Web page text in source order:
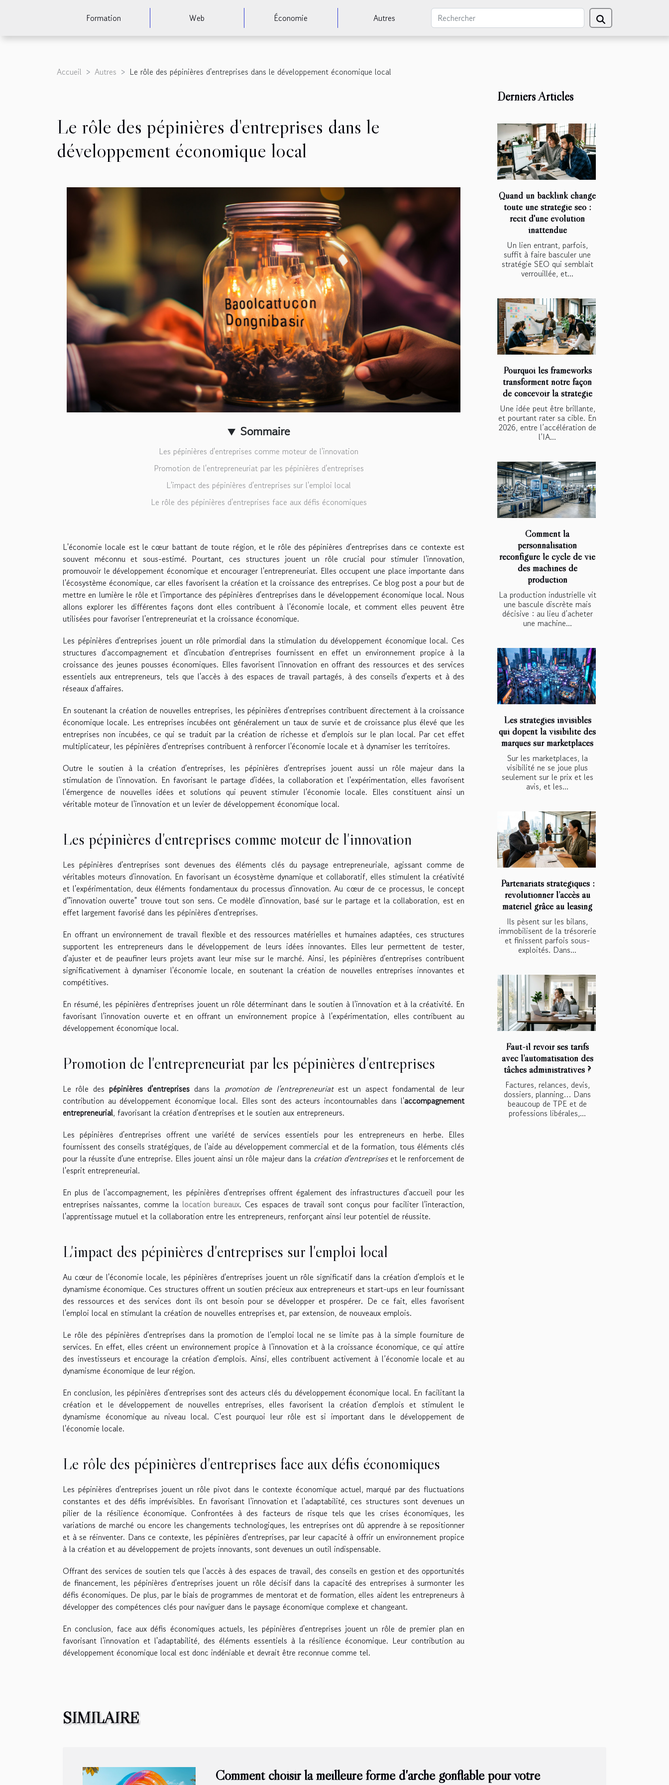
Formation Web Économie Autres
Accueil Autres Le rôle des pépinières d'entreprises dans le développement économique local
Le rôle des pépinières d'entreprises dans le
développement économique local
Sommaire
Les pépinières d'entreprises comme moteur de l'innovation
Promotion de l'entrepreneuriat par les pépinières d'entreprises
L'impact des pépinières d'entreprises sur l'emploi local
Le rôle des pépinières d'entreprises face aux défis économiques
L'économie locale est le cœur battant de toute région, et le rôle des pépinières d'entreprises dans ce contexte est
souvent méconnu et sous-estimé. Pourtant, ces structures jouent un rôle crucial pour stimuler l'innovation,
promouvoir le développement économique et encourager l'entrepreneuriat. Elles occupent une place importante dans
l'écosystème économique, car elles favorisent la création et la croissance des entreprises. Ce blog post a pour but de
mettre en lumière le rôle et l'importance des pépinières d'entreprises dans le développement économique local. Nous
allons explorer les différentes façons dont elles contribuent à l'économie locale, et comment elles peuvent être
utilisées pour favoriser l'entrepreneuriat et la croissance économique.
Les pépinières d'entreprises jouent un rôle primordial dans la stimulation du développement économique local. Ces
structures d'accompagnement et d'incubation d'entreprises fournissent en effet un environnement propice à la
croissance des jeunes pousses économiques. Elles favorisent l'innovation en offrant des ressources et des services
essentiels aux entrepreneurs, tels que l'accès à des espaces de travail partagés, à des conseils d'experts et à des
réseaux d'affaires.
En soutenant la création de nouvelles entreprises, les pépinières d'entreprises contribuent directement à la croissance
économique locale. Les entreprises incubées ont généralement un taux de survie et de croissance plus élevé que les
entreprises non incubées, ce qui se traduit par la création de richesse et d'emplois sur le plan local. Par cet effet
multiplicateur, les pépinières d'entreprises contribuent à renforcer l'économie locale et à dynamiser les territoires.
Outre le soutien à la création d'entreprises, les pépinières d'entreprises jouent aussi un rôle majeur dans la
stimulation de l'innovation. En favorisant le partage d'idées, la collaboration et l'expérimentation, elles favorisent
l'émergence de nouvelles idées et solutions qui peuvent stimuler l'économie locale. Elles constituent ainsi un
véritable moteur de l'innovation et un levier de développement économique local.
Les pépinières d'entreprises comme moteur de l'innovation
Les pépinières d'entreprises sont devenues des éléments clés du paysage entrepreneuriale, agissant comme de
véritables moteurs d'innovation. En favorisant un écosystème dynamique et collaboratif, elles stimulent la créativité
et l'expérimentation, deux éléments fondamentaux du processus d'innovation. Au cœur de ce processus, le concept
d'"innovation ouverte" trouve tout son sens. Ce modèle d'innovation, basé sur le partage et la collaboration, est en
effet largement favorisé dans les pépinières d'entreprises.
En offrant un environnement de travail flexible et des ressources matérielles et humaines adaptées, ces structures
supportent les entrepreneurs dans le développement de leurs idées innovantes. Elles leur permettent de tester,
d'ajuster et de peaufiner leurs projets avant leur mise sur le marché. Ainsi, les pépinières d'entreprises contribuent
significativement à dynamiser l'économie locale, en soutenant la création de nouvelles entreprises innovantes et
compétitives.
En résumé, les pépinières d'entreprises jouent un rôle déterminant dans le soutien à l'innovation et à la créativité. En
favorisant l'innovation ouverte et en offrant un environnement propice à l'expérimentation, elles contribuent au
développement économique local.
Promotion de l'entrepreneuriat par les pépinières d'entreprises
Le rôle des pépinières d'entreprises dans la promotion de l'entrepreneuriatest un aspect fondamental de leur
contribution au développement économique local. Elles sont des acteurs incontournables dans l'accompagnement
entrepreneurial, favorisant la création d'entreprises et le soutien aux entrepreneurs.
Les pépinières d'entreprises offrent une variété de services essentiels pour les entrepreneurs en herbe. Elles
fournissent des conseils stratégiques, de l'aide au développement commercial et de la formation, tous éléments clés
pour la réussite d'une entreprise. Elles jouent ainsi un rôle majeur dans la création d'entrepriseset le renforcement de
l'esprit entrepreneurial.
En plus de l'accompagnement, les pépinières d'entreprises offrent également des infrastructures d'accueil pour les
entreprises naissantes, comme la location bureaux. Ces espaces de travail sont conçus pour faciliter l'interaction,
l'apprentissage mutuel et la collaboration entre les entrepreneurs, renforçant ainsi leur potentiel de réussite.
L'impact des pépinières d'entreprises sur l'emploi local
Au cœur de l'économie locale, les pépinières d'entreprises jouent un rôle significatif dans la création d'emplois et le
dynamisme économique. Ces structures offrent un soutien précieux aux entrepreneurs et start-ups en leur fournissant
des ressources et des services dont ils ont besoin pour se développer et prospérer. De ce fait, elles favorisent
l'emploi local en stimulant la création de nouvelles entreprises et, par extension, de nouveaux emplois.
Le rôle des pépinières d'entreprises dans la promotion de l'emploi local ne se limite pas à la simple fourniture de
services. En effet, elles créent un environnement propice à l'innovation et à la croissance économique, ce qui attire
des investisseurs et encourage la création d'emplois. Ainsi, elles contribuent activement à l’économie locale et au
dynamisme économique de leur région.
En conclusion, les pépinières d'entreprises sont des acteurs clés du développement économique local. En facilitant la
création et le développement de nouvelles entreprises, elles favorisent la création d'emplois et stimulent le
dynamisme économique au niveau local. C'est pourquoi leur rôle est si important dans le développement de
l'économie locale.
Le rôle des pépinières d'entreprises face aux défis économiques
Les pépinières d'entreprises jouent un rôle pivot dans le contexte économique actuel, marqué par des fluctuations
constantes et des défis imprévisibles. En favorisant l'innovation et l'adaptabilité, ces structures sont devenues un
pilier de la résilience économique. Confrontées à des facteurs de risque tels que les crises économiques, les
variations de marché ou encore les changements technologiques, les entreprises ont dû apprendre à se repositionner
et à se réinventer. Dans ce contexte, les pépinières d'entreprises, par leur capacité à offrir un environnement propice
à la création et au développement de projets innovants, sont devenues un outil indispensable.
Offrant des services de soutien tels que l'accès à des espaces de travail, des conseils en gestion et des opportunités
de financement, les pépinières d'entreprises jouent un rôle décisif dans la capacité des entreprises à surmonter les
défis économiques. De plus, par le biais de programmes de mentorat et de formation, elles aident les entrepreneurs à
développer des compétences clés pour naviguer dans le paysage économique complexe et changeant.
En conclusion, face aux défis économiques actuels, les pépinières d'entreprises jouent un rôle de premier plan en
favorisant l'innovation et l'adaptabilité, des éléments essentiels à la résilience économique. Leur contribution au
développement économique local est donc indéniable et devrait être reconnue comme tel.
Derniers Articles
Quand un backlink change
toute une stratégie seo :
récit d'une évolution
inattendue
Un lien entrant, parfois,
suffit à faire basculer une
stratégie SEO qui semblait
verrouillée, et...
Pourquoi les frameworks
transforment notre façon
de concevoir la stratégie
Une idée peut être brillante,
et pourtant rater sa cible. En
2026, entre l’accélération de
l’IA...
Comment la
personnalisation
reconfigure le cycle de vie
des machines de
production
La production industrielle vit
une bascule discrète mais
décisive : au lieu d’acheter
une machine...
Les stratégies invisibles
qui dopent la visibilité des
marques sur marketplaces
Sur les marketplaces, la
visibilité ne se joue plus
seulement sur le prix et les
avis, et les...
Partenariats stratégiques :
révolutionner l’accès au
matériel grâce au leasing
Ils pèsent sur les bilans,
immobilisent de la trésorerie
et finissent parfois sous-
exploités. Dans...
Faut-il revoir ses tarifs
avec l’automatisation des
tâches administratives ?
Factures, relances, devis,
dossiers, planning… Dans
beaucoup de TPE et de
professions libérales,...
SIMILAIRE
Comment choisir la meilleure forme d'arche gonflable pour votre